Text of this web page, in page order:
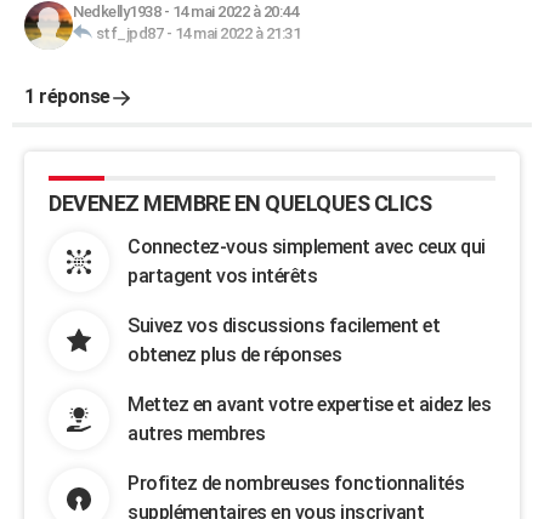
Nedkelly1938- 14 mai 2022 à 20:44
stf_jpd87- 14 mai 2022 à 21:31
1 réponse
DEVENEZ MEMBRE EN QUELQUES CLICS
Connectez-vous simplement avec ceux qui
partagent vos intérêts
Suivez vos discussions facilement et
obtenez plus de réponses
Mettez en avant votre expertise et aidez les
autres membres
Profitez de nombreuses fonctionnalités
supplémentaires en vous inscrivant